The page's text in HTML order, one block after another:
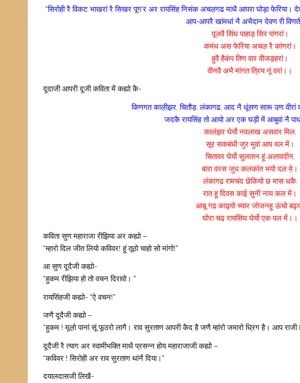
“सिरोही रै विकट भाखरां रै सिखर पूग’र अर रायसिंह निसंक अचल़गढ माथै आपरा घोड़ा फेरिया।
आप-आपरै खांमधां नै अभैदान देवण री
पूजवै सिंघ पाहाड़ सिर पांगरां।
कमंध अस फेरिया अचल़ रै कांगरां।
हुवै हैकंप तिण वार वीजड़हरां।
वीनवै अभै मांगत त्रिय नूं वरां।।
दूदाजी आपरी दूजी कविता में कह्यो कै-
किणगत काल़ीझर, चितौड़, लंकागढ, आद नै धूंसण सारू उण वीरां
जदकै रायसिंह तो आयो अर एक घड़ी में आबुवां नै
कालंझर घेर्यो नवलाख असवार मिल,
सूर सकबंधी जुर मुवां आप वल में।
चितावर घेर्यो सुलतान हूं अलावदीन,
बारा वरस जुध कलकांत भयो दल म़े।
लंकागढ रामचंद छेकियो छ मास धकै,
रात हू दिवस काई सुनी नाय कल में।
आबू गढ काढ्यो च्यार जोजनहू ऊंचो
घोरा चढ रायसिंघ घेर्यो एक पल में।।
कविता सुण महाराजा रीझिया अर कह्यो –
“म्हारो दिल जीत लियो कविवर! हूं तूठो चाहो सो मांगो!”
आ सुण दूदैजी कह्यो-
“हुकम रीझिया हो तो वचन दिरावो। ”
रायसिंहजी कह्यो- “ऐ वचन!”
जणै दूदैजी कह्यो –
“हुकम ! मूल़ो पानां सूं फूठरो लागै। राव सुरताण आपरी कैद है जणै म्हांरो जमारो ध्रिग है। आप राजी
दूदैजी रै त्याग अर स्वामीभक्ति माथै प्रसन्न होय महाराजाजी कह्यो –
“कविवर ! सिरोही अर राव सुरताण थांनै दिया।”
दयालदासजी लिखै-